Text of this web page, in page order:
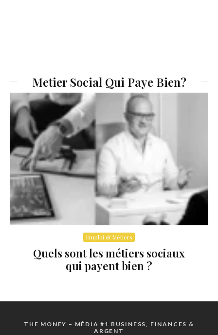
Metier Social Qui Paye Bien?
Emploi & Métiers
Quels sont les métiers sociaux
qui payent bien ?
THE MONEY – MÉDIA #1 BUSINESS, FINANCES &
ARGENT